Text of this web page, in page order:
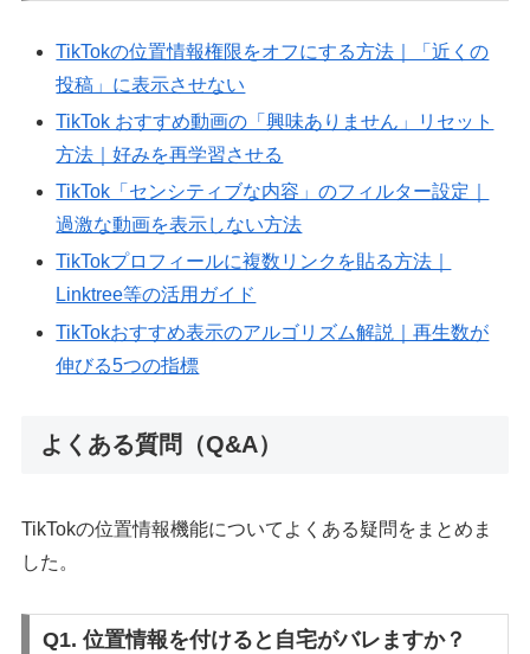
TikTokの位置情報権限をオフにする方法｜「近くの
投稿」に表示させない
TikTok おすすめ動画の「興味ありません」リセット
方法｜好みを再学習させる
TikTok「センシティブな内容」のフィルター設定｜
過激な動画を表示しない方法
TikTokプロフィールに複数リンクを貼る方法｜
Linktree等の活用ガイド
TikTokおすすめ表示のアルゴリズム解説｜再生数が
伸びる5つの指標
よくある質問（Q&A）
TikTokの位置情報機能についてよくある疑問をまとめま
した。
Q1. 位置情報を付けると自宅がバレますか？